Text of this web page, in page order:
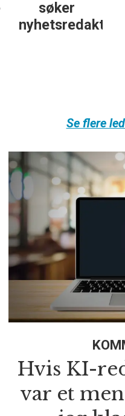
i fast
stilling
Se flere
Hvis KI-
var et